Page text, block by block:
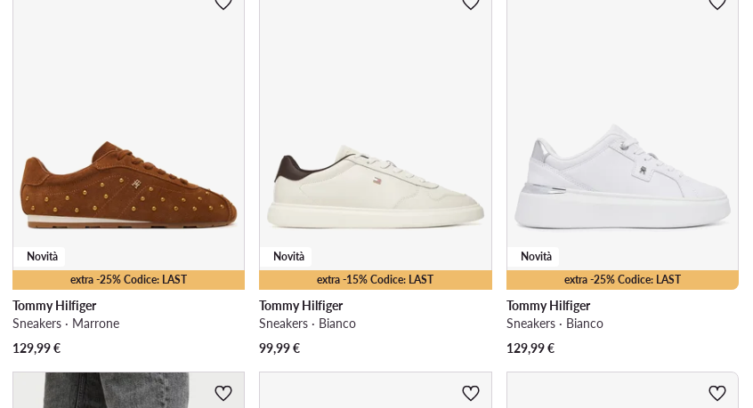
extra -25% Codice: LAST
Novità
Tommy Hilfiger
Sneakers · Marrone
129,99€
extra -15% Codice: LAST
Novità
Tommy Hilfiger
Sneakers · Bianco
99,99€
extra -25% Codice: LAST
Novità
Tommy Hilfiger
Sneakers · Bianco
129,99€